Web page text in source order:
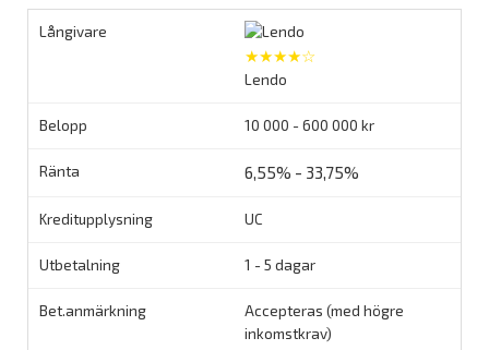
★★★★☆
Lendo
10 000 - 600 000 kr
6,55% - 33,75%
UC
1 - 5 dagar
Accepteras (med högre
inkomstkrav)